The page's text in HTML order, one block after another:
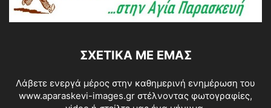
ΣΧΕΤΙΚΆ ΜΕ ΕΜΆΣ
Λάβετε ενεργά μέρος στην καθημερινή ενημέρωση του
www.aparaskevi-images.gr στέλνοντας φωτογραφίες,